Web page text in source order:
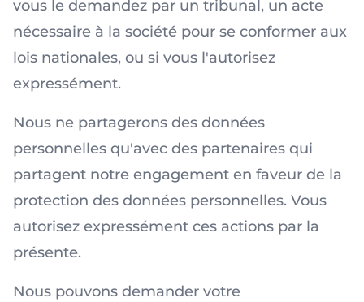
vous le demandez par un tribunal, un acte
nécessaire à la société pour se conformer aux
lois nationales, ou si vous l'autorisez
expressément.
Nous ne partagerons des données
personnelles qu'avec des partenaires qui
partagent notre engagement en faveur de la
protection des données personnelles. Vous
autorisez expressément ces actions par la
présente.
Nous pouvons demander votre